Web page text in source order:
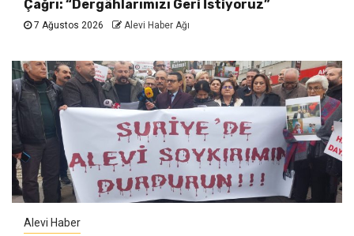
Çağrı: “Dergâhlarımızı Geri İstiyoruz”
7 Ağustos 2026 Alevi Haber Ağı
Alevi Haber